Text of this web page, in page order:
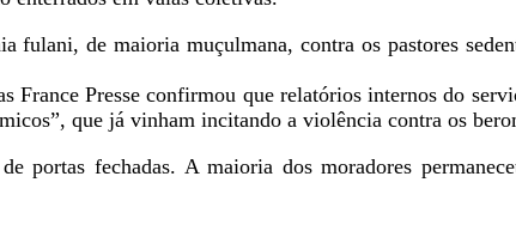
fulani, de maioria muçulmana, contra os pastores
France Presse confirmou que relatórios internos do
que já vinham incitando a violência contra os
portas fechadas. A maioria dos moradores